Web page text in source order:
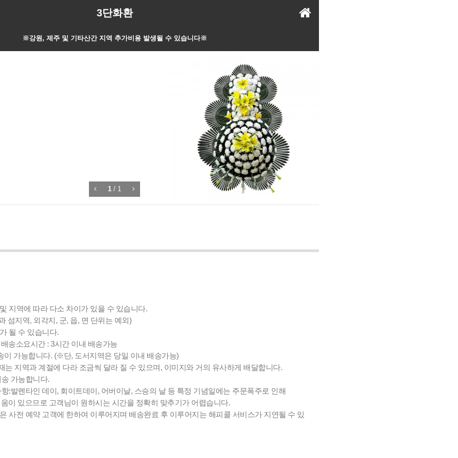
3단화환
※강원, 제주 및 기타산간 지역 추가비용 발생될 수 있습니다※
1 / 1
지역에 따라 다소 차이가 있을 수 있습니다.
섬지역, 외각지, 군, 읍, 면 단위는 예외)
될 수 있습니다.
송소요시간 : 3시간 이내 배송가능
이 가능합니다. (※단, 도서지역은 당일 이내 배송가능)
는 지역과 계절에 다라 조금씩 달라 질 수 있으며, 이미지와 거의 유사하게 배달합니다.
가능합니다.
:발렌타인 데이, 회이트데이, 어버이날, 스승의 날 등 특정 기념일에는 주문폭주로 인해
이 있으므로 고객님이 원하시는 시간을 정확히 맞추기가 어렵습니다.
사전 예약 고객에 한하여 이루어지며 배송완료 후 이루어지는 해피콜 서비스가 지연될 수 있